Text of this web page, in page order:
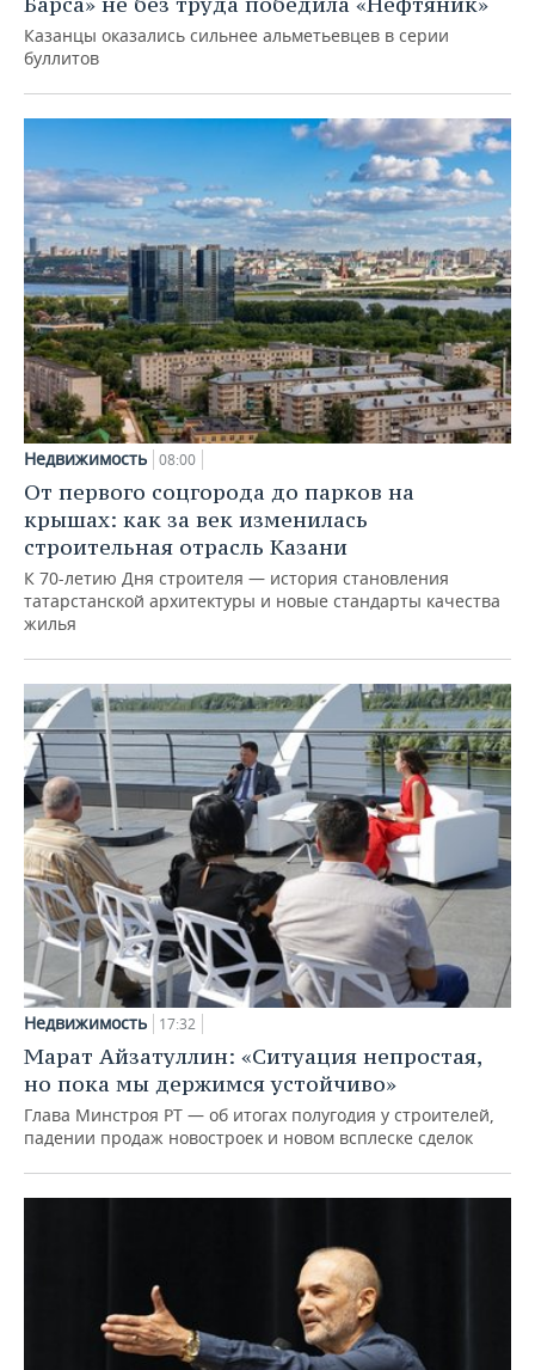
Казанцы оказались сильнее альметьевцев в серии
буллитов
Недвижимость 08:00
От первого соцгорода до парков на
крышах: как за век изменилась
строительная отрасль Казани
К 70-летию Дня строителя — история становления
татарстанской архитектуры и новые стандарты качества
жилья
Недвижимость 17:32
Марат Айзатуллин: «Ситуация непростая,
но пока мы держимся устойчиво»
Глава Минстроя РТ — об итогах полугодия у строителей,
падении продаж новостроек и новом всплеске сделок